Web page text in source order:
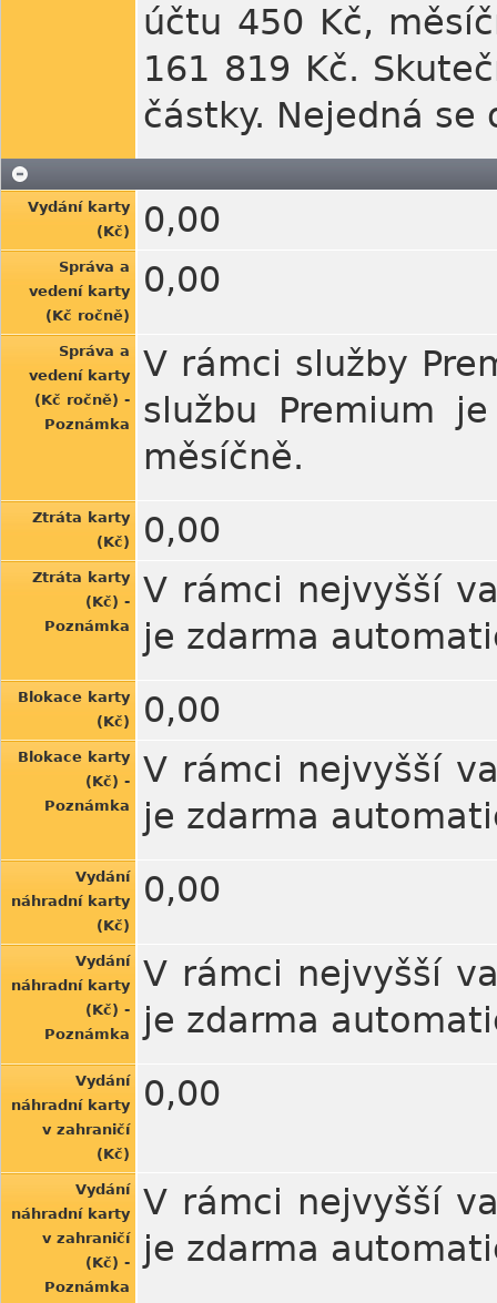
účtu 450 Kč,
161 819 Kč.
částky. Nejedná se
Vydání karty
(Kč)
0,00
Správa a
vedení karty
(Kč ročně)
0,00
Správa a
vedení karty
(Kč ročně) -
Poznámka
V rámci služby
službu Premium
měsíčně.
Ztráta karty
(Kč)
0,00
Ztráta karty
(Kč) -
Poznámka
V rámci nejvyšší
je zdarma
Blokace karty
(Kč)
0,00
Blokace karty
(Kč) -
Poznámka
V rámci nejvyšší
je zdarma
Vydání
náhradní karty
(Kč)
0,00
Vydání
náhradní karty
(Kč) -
Poznámka
V rámci nejvyšší
je zdarma
Vydání
náhradní karty
v zahraničí
(Kč)
0,00
Vydání
náhradní karty
v zahraničí
(Kč) -
Poznámka
V rámci nejvyšší
je zdarma